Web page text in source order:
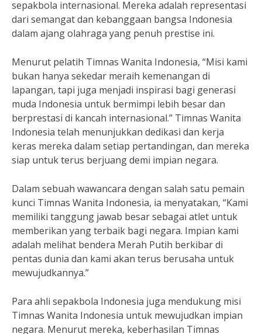
sepakbola internasional. Mereka adalah representasi
dari semangat dan kebanggaan bangsa Indonesia
dalam ajang olahraga yang penuh prestise ini.
Menurut pelatih Timnas Wanita Indonesia, “Misi kami
bukan hanya sekedar meraih kemenangan di
lapangan, tapi juga menjadi inspirasi bagi generasi
muda Indonesia untuk bermimpi lebih besar dan
berprestasi di kancah internasional.” Timnas Wanita
Indonesia telah menunjukkan dedikasi dan kerja
keras mereka dalam setiap pertandingan, dan mereka
siap untuk terus berjuang demi impian negara.
Dalam sebuah wawancara dengan salah satu pemain
kunci Timnas Wanita Indonesia, ia menyatakan, “Kami
memiliki tanggung jawab besar sebagai atlet untuk
memberikan yang terbaik bagi negara. Impian kami
adalah melihat bendera Merah Putih berkibar di
pentas dunia dan kami akan terus berusaha untuk
mewujudkannya.”
Para ahli sepakbola Indonesia juga mendukung misi
Timnas Wanita Indonesia untuk mewujudkan impian
negara. Menurut mereka, keberhasilan Timnas